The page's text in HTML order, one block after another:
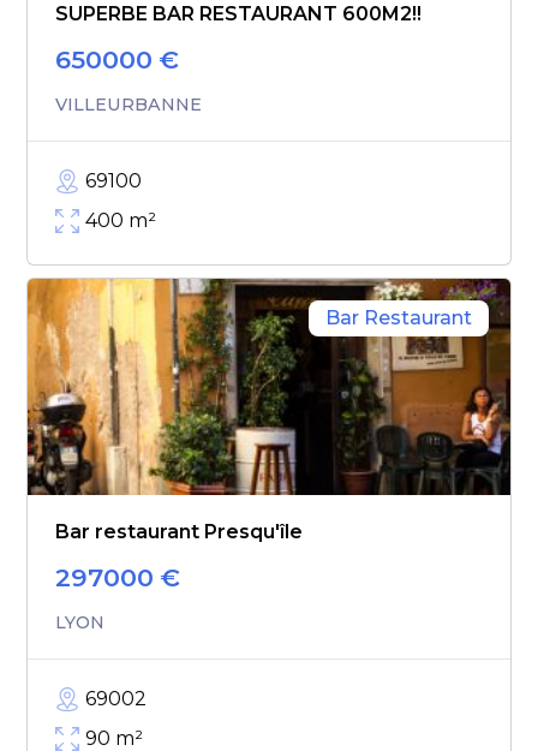
SUPERBE BAR RESTAURANT 600M2!!
650000 €
VILLEURBANNE
69100
400 m²
Bar Restaurant
Bar restaurant Presqu'île
297000 €
LYON
69002
90 m²